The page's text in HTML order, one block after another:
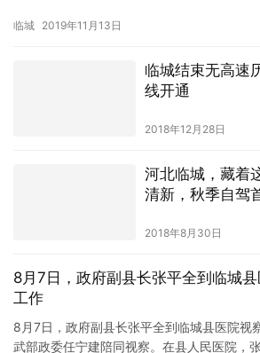
临城 2019年11月13日
临城结束无高速
线开通
2018年12月28日
河北临城，藏着
清新，秋季自驾
2018年8月30日
8月7日，政府副县长张平全到临城
工作
8月7日，政府副县长张平全到临城县医院视
武部政委任宁建陪同视察。在县人民医院，